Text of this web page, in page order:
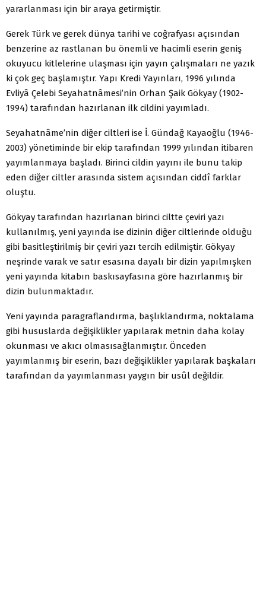
yararlanması için bir araya getirmiştir.
Gerek Türk ve gerek dünya tarihi ve coğrafyası açısından
benzerine az rastlanan bu önemli ve hacimli eserin geniş
okuyucu kitlelerine ulaşması için yayın çalışmaları ne yazık
ki çok geç başlamıştır. Yapı Kredi Yayınları, 1996 yılında
Evliyâ Çelebi Seyahatnâmesi’nin Orhan Şaik Gökyay (1902-
1994) tarafından hazırlanan ilk cildini yayımladı.
Seyahatnâme’nin diğer ciltleri ise İ. Gündağ Kayaoğlu (1946-
2003) yönetiminde bir ekip tarafından 1999 yılından itibaren
yayımlanmaya başladı. Birinci cildin yayını ile bunu takip
eden diğer ciltler arasında sistem açısından ciddî farklar
oluştu.
Gökyay tarafından hazırlanan birinci ciltte çeviri yazı
kullanılmış, yeni yayında ise dizinin diğer ciltlerinde olduğu
gibi basitleştirilmiş bir çeviri yazı tercih edilmiştir. Gökyay
neşrinde varak ve satır esasına dayalı bir dizin yapılmışken
yeni yayında kitabın baskısayfasına göre hazırlanmış bir
dizin bulunmaktadır.
Yeni yayında paragraflandırma, başlıklandırma, noktalama
gibi hususlarda değişiklikler yapılarak metnin daha kolay
okunması ve akıcı olmasısağlanmıştır. Önceden
yayımlanmış bir eserin, bazı değişiklikler yapılarak başkaları
tarafından da yayımlanması yaygın bir usûl değildir.